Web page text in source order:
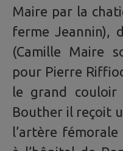
Maire par la
ferme Jeannin),
(Camille Maire
pour Pierre
le grand
Bouther il reçoit
l’artère